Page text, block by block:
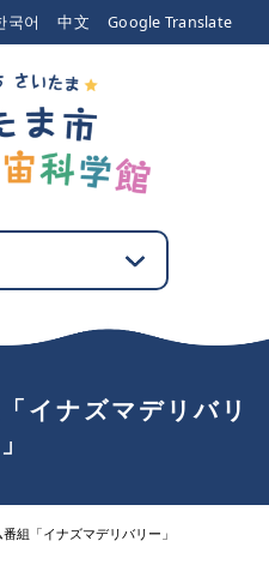
국어 中文 Google Translate
イナズマデリバリ
組「イナズマデリバリー」